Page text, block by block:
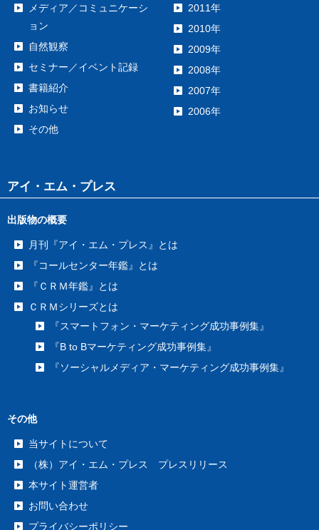
メディア／コミュニケーシ
ョン
自然観察
セミナー／イベント記録
書籍紹介
お知らせ
その他
2011年
2010年
2009年
2008年
2007年
2006年
アイ・エム・プレス
出版物の概要
月刊『アイ・エム・プレス』とは
『コールセンター年鑑』とは
『ＣＲＭ年鑑』とは
ＣＲＭシリーズとは
『スマートフォン・マーケティング成功事例集』
『B to Bマーケティング成功事例集』
『ソーシャルメディア・マーケティング成功事例集』
その他
当サイトについて
（株）アイ・エム・プレス プレスリリース
本サイト運営者
お問い合わせ
プライバシーポリシー